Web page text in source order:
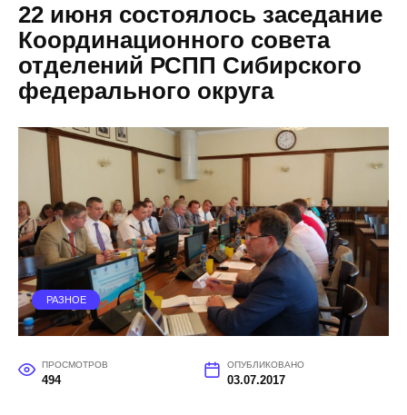
22 июня состоялось заседание
Координационного совета
отделений РСПП Сибирского
федерального округа
РАЗНОЕ
ПРОСМОТРОВ
494
ОПУБЛИКОВАНО
03.07.2017